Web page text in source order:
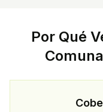
Por Qué
Comuna